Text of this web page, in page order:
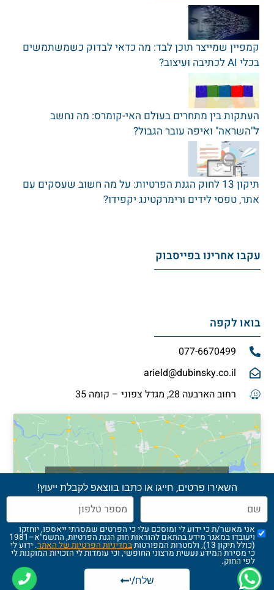
קמפיין שמייצר תוכן לבד: מה כדאי לבדוק כשמשתמשים
בכלי AI לכתיבה ועיצוב?
העתקות בין מתחרים בעולם האי-קומרס: מה נחשב
ל"השראה" ואיפה עובר הגבול?
תיקון 13 לחוק הגנת הפרטיות: על מה חשוב שעסקים עם
אתר‚ טפסי לידים ורימרקטינג יקפידו?
עקבו אחרינו בפייסבוק
בואו לקפה
077-6670499
arield@dubinsky.co.il
רחוב הארבעה 28, מגדל צפוני – קומה 35
Click 'I agree' to enable Google maps
מדיניות הגנה על הפרטיות
I agree
השאירו פרטים, חייגו או כתבו בווצאפ לקבלת ייעוץ!
אני מאשר/ת כי ידוע לי ומוסכם עלי כי הפרטים שמסרתי ייאספו, יוחזקו
ויעובדו במאגר מידע בהתאם להוראות חוק הגנת הפרטיות, התשמ"א–1981
(כולל תיקון 13), ולמטרות המפורטות במדיניות הפרטיות של האתר. ידוע לי
כי מסירת המידע נעשית מרצוני החופשי, וכי עומדות לי הזכויות המוקנות לי
לפי החוק.
שלח/י